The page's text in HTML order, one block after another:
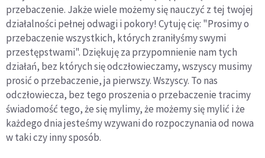
przebaczenie. Jakże wiele możemy się nauczyć z tej twojej
działalności pełnej odwagi i pokory! Cytuję cię: "Prosimy o
przebaczenie wszystkich, których zraniłyśmy swymi
przestępstwami". Dziękuję za przypomnienie nam tych
działań, bez których się odczłowieczamy, wszyscy musimy
prosić o przebaczenie, ja pierwszy. Wszyscy. To nas
odczłowiecza, bez tego proszenia o przebaczenie tracimy
świadomość tego, że się mylimy, że możemy się mylić i że
każdego dnia jesteśmy wzywani do rozpoczynania od nowa
w taki czy inny sposób.